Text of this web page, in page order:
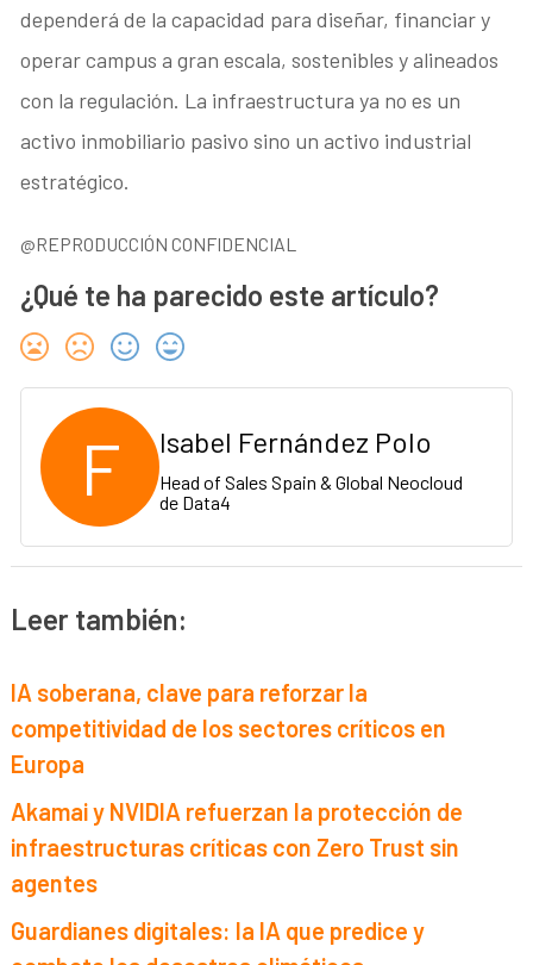
dependerá de la capacidad para diseñar, financiar y
operar campus a gran escala, sostenibles y alineados
con la regulación. La infraestructura ya no es un
activo inmobiliario pasivo sino un activo industrial
estratégico.
@REPRODUCCIÓN CONFIDENCIAL
¿Qué te ha parecido este artículo?
F Isabel Fernández Polo
Head of Sales Spain & Global Neocloud
de Data4
Leer también:
IA soberana, clave para reforzar la
competitividad de los sectores críticos en
Europa
Akamai y NVIDIA refuerzan la protección de
infraestructuras críticas con Zero Trust sin
agentes
Guardianes digitales: la IA que predice y